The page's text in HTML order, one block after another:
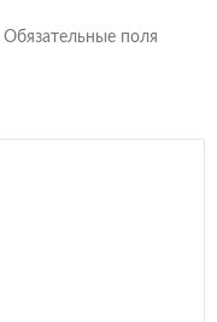
Обязательные поля